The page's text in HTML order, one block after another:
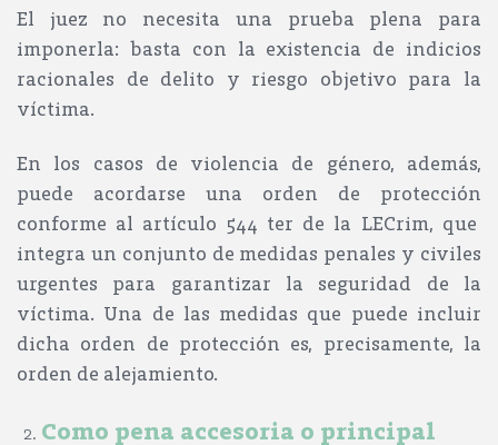
El juez no necesita una prueba plena para
imponerla: basta con la existencia de indicios
racionales de delito y riesgo objetivo para la
víctima.
En los casos de violencia de género, además,
puede acordarse una orden de protección
conforme al artículo 544 ter de la LECrim, que
integra un conjunto de medidas penales y civiles
urgentes para garantizar la seguridad de la
víctima. Una de las medidas que puede incluir
dicha orden de protección es, precisamente, la
orden de alejamiento.
Como pena accesoria o principal